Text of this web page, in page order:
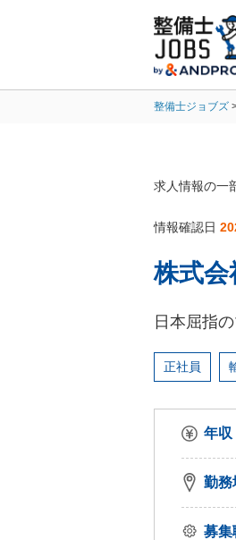
整備士ジョブズ
求人情報の一
情報確認日
株式
日本屈指
正社員
年収
勤務
募集